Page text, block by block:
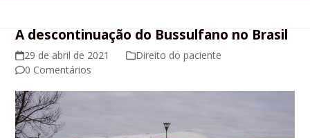
A descontinuação do Bussulfano no Brasil
29 de abril de 2021
Direito do paciente
0 Comentários